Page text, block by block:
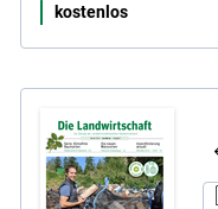
kostenlos